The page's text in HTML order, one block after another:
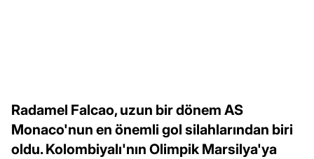
Radamel Falcao, uzun bir dönem AS
Monaco'nun en önemli gol silahlarından biri
oldu. Kolombiyalı'nın Olimpik Marsilya'ya